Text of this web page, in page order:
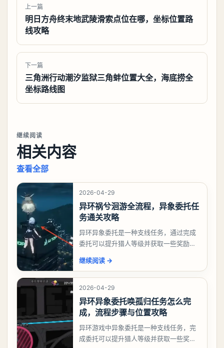
上一篇
明日方舟终末地武陵滑索点位在哪，坐标位置路
线攻略
下一篇
三角洲行动潮汐监狱三角蚌位置大全，海底捞全
坐标路线图
继续阅读
相关内容
查看全部
2026-04-29
异环祸兮洄游全流程，异象委托任
务通关攻略
异环异象委托是一种支线任务，通过完成
委托可以提升猎人等级并获取一些奖励，
么做，下面就来告诉大家。异环异象委托
祸兮洄游任务攻略
继续阅读 →
2026-04-29
异环异象委托唤孤归任务怎么完
成，流程步骤与位置攻略
异环游戏中异象委托是一种支线任务，完
成委托可以提升猎人等级并获取一些奖